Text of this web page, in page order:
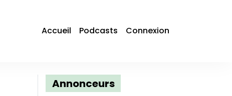
Accueil Podcasts Connexion
Annonceurs